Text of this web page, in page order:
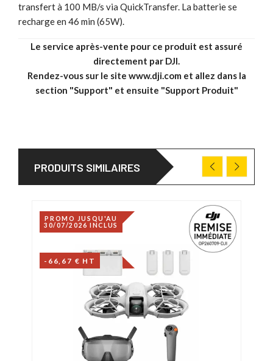
transfert à 100 MB/s via QuickTransfer. La batterie se
recharge en 46 min (65W).
Le service après-vente pour ce produit est assuré
directement par DJI.
Rendez-vous sur le site www.dji.com et allez dans la
section "Support" et ensuite "Support Produit"
PRODUITS SIMILAIRES
PROMO JUSQU'AU
30/07/2026 INCLUS
-66,67 € HT